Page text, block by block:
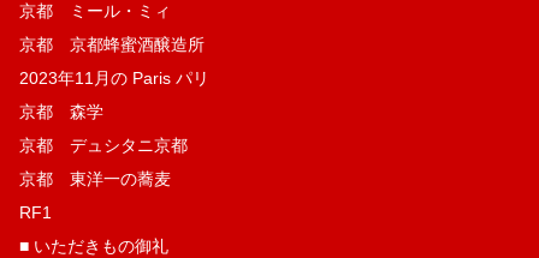
京都 ミール・ミィ
京都 京都蜂蜜酒醸造所
2023年11月の Paris パリ
京都 森学
京都 デュシタニ京都
京都 東洋一の蕎麦
RF1
■ いただきもの御礼